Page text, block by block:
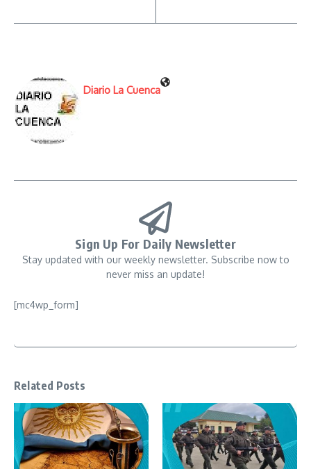
Diario La Cuenca
Sign Up For Daily Newsletter
Stay updated with our weekly newsletter. Subscribe now to
never miss an update!
[mc4wp_form]
Related Posts